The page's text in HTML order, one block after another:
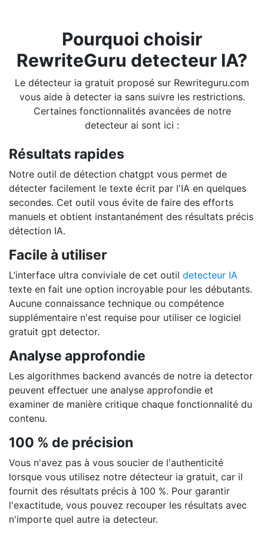
Pourquoi choisir
RewriteGuru detecteur IA?
Le détecteur ia gratuit proposé sur Rewriteguru.com
vous aide à detecter ia sans suivre les restrictions.
Certaines fonctionnalités avancées de notre
detecteur ai sont ici :
Résultats rapides
Notre outil de détection chatgpt vous permet de
détecter facilement le texte écrit par l'IA en quelques
secondes. Cet outil vous évite de faire des efforts
manuels et obtient instantanément des résultats précis
détection IA.
Facile à utiliser
L’interface ultra conviviale de cet outil detecteur IA
texte en fait une option incroyable pour les débutants.
Aucune connaissance technique ou compétence
supplémentaire n'est requise pour utiliser ce logiciel
gratuit gpt detector.
Analyse approfondie
Les algorithmes backend avancés de notre ia detector
peuvent effectuer une analyse approfondie et
examiner de manière critique chaque fonctionnalité du
contenu.
100 % de précision
Vous n'avez pas à vous soucier de l'authenticité
lorsque vous utilisez notre détecteur ia gratuit, car il
fournit des résultats précis à 100 %. Pour garantir
l'exactitude, vous pouvez recouper les résultats avec
n'importe quel autre ia detecteur.